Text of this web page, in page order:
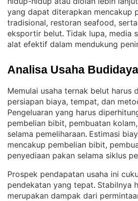
yang dapat diterapkan mencakup
tradisional, restoran seafood,
eksportir belut. Tidak lupa, media
alat efektif dalam mendukung
Analisa Usaha
Memulai usaha ternak belut harus
persiapan biaya, tempat, dan
Pengeluaran yang harus
pembelian bibit, pembuatan
selama pemeliharaan. Estimasi
mencakup pembelian bibit,
penyediaan pakan selama siklus
Prospek pendapatan usaha ini
pendekatan yang tepat. Stabilnya
merupakan dampak dari